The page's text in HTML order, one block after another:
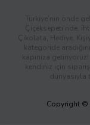
Türkiye’nin önde
Çiçeksepeti’nde,
Çikolata, Hediye,
kategoride
kapınıza
kendiniz için
dünyasıyla
Copyright ©